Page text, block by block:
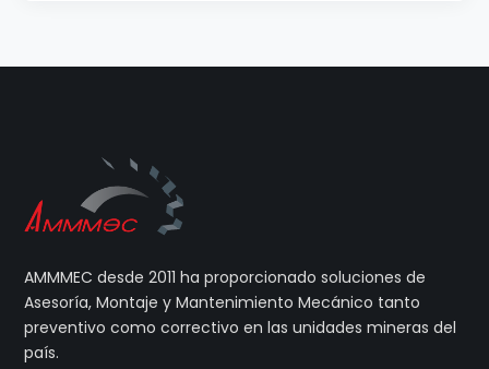
AMMMEC desde 2011 ha proporcionado soluciones de
Asesoría, Montaje y Mantenimiento Mecánico tanto
preventivo como correctivo en las unidades mineras del
país.